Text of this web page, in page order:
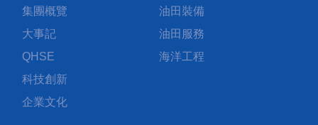
集團概覽
大事記
QHSE
科技創新
企業文化
油田裝備
油田服務
海洋工程